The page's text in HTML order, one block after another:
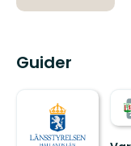
Guider